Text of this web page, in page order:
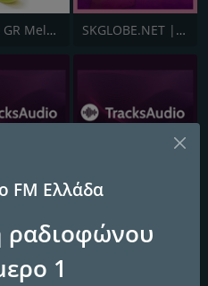
F-Radio GR Melon SKGLOBE.NET | MIXED EMOTIONS
Tracksaudio - Chill House Music
FM Ελλάδα
1